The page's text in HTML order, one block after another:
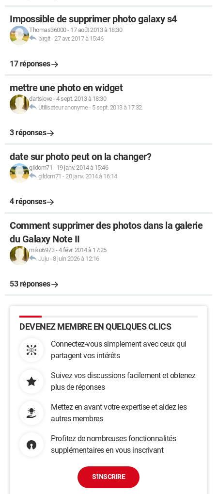
Impossible de supprimer photo galaxy s4
Thomas36000- 17 août 2013 à 18:30
birgit-27 avr. 2017 à 15:46
17 réponses
mettre une photo en widget
dartslove-4 sept. 2013 à 18:30
Utilisateur anonyme- 5 sept. 2013 à 17:32
3 réponses
date sur photo peut on la changer?
gildom71 - 19 janv. 2014 à 15:46
gildom71 -20 janv. 2014 à 16:14
4 réponses
Comment supprimer des photos dans la galerie
du Galaxy Note II
miko6973-4 févr. 2014 à 17:25
Juju- 8 juin 2026 à 12:16
53 réponses
DEVENEZ MEMBRE EN QUELQUES CLICS
Connectez-vous simplement avec ceux qui
partagent vos intérêts
Suivez vos discussions facilement et obtenez
plus de réponses
Mettez en avant votre expertise et aidez les
autres membres
Profitez de nombreuses fonctionnalités
supplémentaires en vous inscrivant
S'INSCRIRE